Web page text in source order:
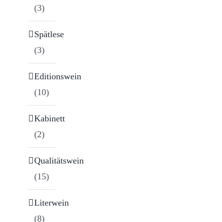
(3)
Spätlese
(3)
Editionswein
(10)
Kabinett
(2)
Qualitätswein
(15)
Literwein
(8)